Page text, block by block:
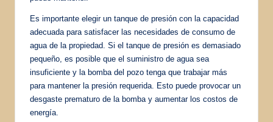
Es importante elegir un tanque de presión con la capacidad
adecuada para satisfacer las necesidades de consumo de
agua de la propiedad. Si el tanque de presión es demasiado
pequeño, es posible que el suministro de agua sea
insuficiente y la bomba del pozo tenga que trabajar más
para mantener la presión requerida. Esto puede provocar un
desgaste prematuro de la bomba y aumentar los costos de
energía.